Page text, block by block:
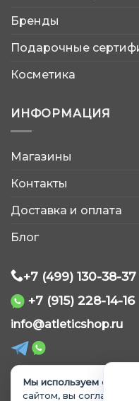
Бренды
Подарочные
Косметика
ИНФОРМАЦИЯ
Магазины
Контакты
Доставка и оплата
Блог
+7 (499) 130-38-37
+7 (915) 228-14-16
info@atleticshop.ru
Мы используем cookie.
сайтом, вы